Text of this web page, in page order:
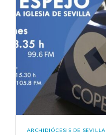
ARCHIDIÓCESIS DE SEVILLA